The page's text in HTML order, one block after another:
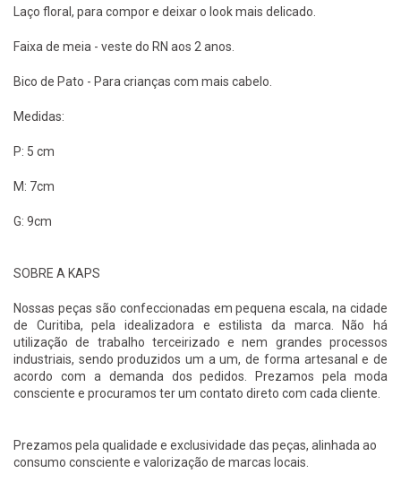
Laço floral, para compor e deixar o look mais delicado.
Faixa de meia - veste do RN aos 2 anos.
Bico de Pato - Para crianças com mais cabelo.
Medidas:
P: 5 cm
M: 7cm
G: 9cm
SOBRE A KAPS
Nossas peças são confeccionadas em pequena escala, na cidade
de Curitiba, pela idealizadora e estilista da marca. Não há
utilização de trabalho terceirizado e nem grandes processos
industriais, sendo produzidos um a um, de forma artesanal e de
acordo com a demanda dos pedidos. Prezamos pela moda
consciente e procuramos ter um contato direto com cada cliente.
Prezamos pela qualidade e exclusividade das peças, alinhada ao
consumo consciente e valorização de marcas locais.